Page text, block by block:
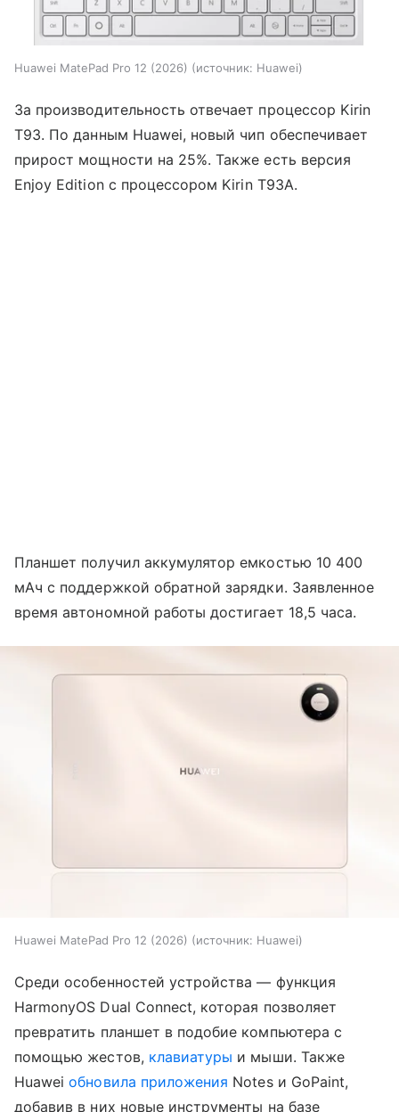
Huawei MatePad Pro 12 (2026) источник: Huawei
За производительность отвечает процессор Kirin
T93. По данным Huawei, новый чип обеспечивает
прирост мощности на 25%. Также есть версия
Enjoy Edition с процессором Kirin T93A.
Планшет получил аккумулятор емкостью 10 400
мАч с поддержкой обратной зарядки. Заявленное
время автономной работы достигает 18,5 часа.
Huawei MatePad Pro 12 (2026) источник: Huawei
Среди особенностей устройства — функция
HarmonyOS Dual Connect, которая позволяет
превратить планшет в подобие компьютера с
помощью жестов, клавиатуры и мыши. Также
Huaweiобновила приложения Notes и GoPaint,
добавив в них новые инструменты на базе